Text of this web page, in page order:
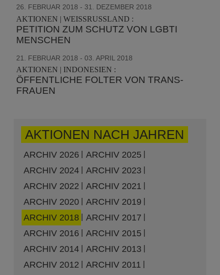
26. FEBRUAR 2018 - 31. DEZEMBER 2018
AKTIONEN | WEISSRUSSLAND :
PETITION ZUM SCHUTZ VON LGBTI
MENSCHEN
21. FEBRUAR 2018 - 03. APRIL 2018
AKTIONEN | INDONESIEN :
ÖFFENTLICHE FOLTER VON TRANS-
FRAUEN
AKTIONEN NACH JAHREN
ARCHIV 2026
ARCHIV 2025
ARCHIV 2024
ARCHIV 2023
ARCHIV 2022
ARCHIV 2021
ARCHIV 2020
ARCHIV 2019
ARCHIV 2018
ARCHIV 2017
ARCHIV 2016
ARCHIV 2015
ARCHIV 2014
ARCHIV 2013
ARCHIV 2012
ARCHIV 2011